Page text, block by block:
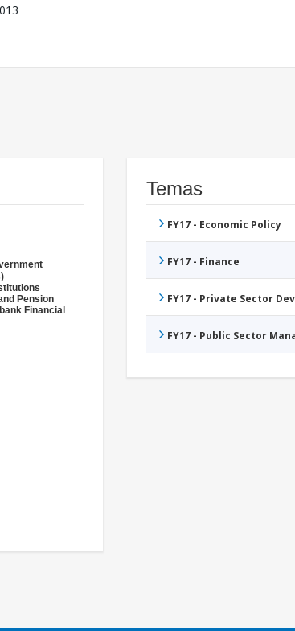
Pension
Financial
Temas
FY17 - Economic Policy
FY17 - Finance
FY17 - Private Sector
FY17 - Public Sector